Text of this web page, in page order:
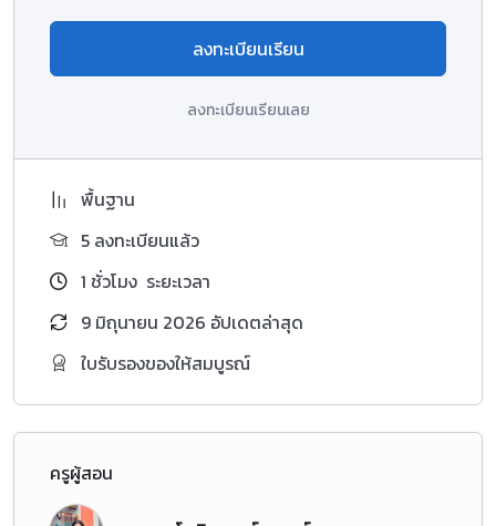
ลงทะเบียนเรียน
ลงทะเบียนเรียนเลย
พื้นฐาน
5 ลงทะเบียนแล้ว
1 ชั่วโมง ระยะเวลา
9 มิถุนายน 2026 อัปเดตล่าสุด
ใบรับรองของให้สมบูรณ์
ครูผู้สอน